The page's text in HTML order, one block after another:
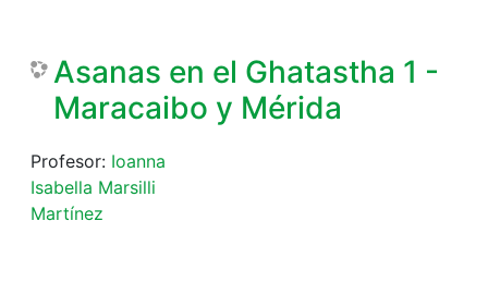
Asanas en el Ghatastha 1 -
Maracaibo y Mérida
Profesor: Ioanna
Isabella Marsilli
Martínez